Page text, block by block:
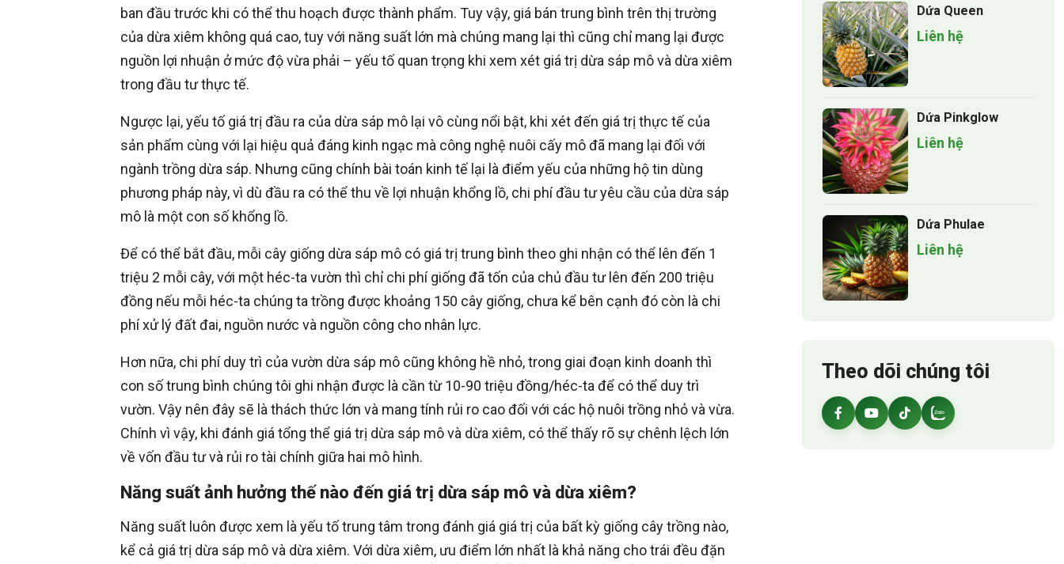
ban đầu trước khi có thể thu hoạch được thành phẩm. Tuy vậy, giá bán trung bình trên thị trường
của dừa xiêm không quá cao, tuy với năng suất lớn mà chúng mang lại thì cũng chỉ mang lại được
nguồn lợi nhuận ở mức độ vừa phải – yếu tố quan trọng khi xem xét giá trị dừa sáp mô và dừa xiêm
trong đầu tư thực tế.
Ngược lại, yếu tố giá trị đầu ra của dừa sáp mô lại vô cùng nổi bật, khi xét đến giá trị thực tế của
sản phẩm cùng với lại hiệu quả đáng kinh ngạc mà công nghệ nuôi cấy mô đã mang lại đối với
ngành trồng dừa sáp. Nhưng cũng chính bài toán kinh tế lại là điểm yếu của những hộ tin dùng
phương pháp này, vì dù đầu ra có thể thu về lợi nhuận khổng lồ, chi phí đầu tư yêu cầu của dừa sáp
mô là một con số khổng lồ.
Để có thể bắt đầu, mỗi cây giống dừa sáp mô có giá trị trung bình theo ghi nhận có thể lên đến 1
triệu 2 mỗi cây, với một héc-ta vườn thì chỉ chi phí giống đã tốn của chủ đầu tư lên đến 200 triệu
đồng nếu mỗi héc-ta chúng ta trồng được khoảng 150 cây giống, chưa kể bên cạnh đó còn là chi
phí xử lý đất đai, nguồn nước và nguồn công cho nhân lực.
Hơn nữa, chi phí duy trì của vườn dừa sáp mô cũng không hề nhỏ, trong giai đoạn kinh doanh thì
con số trung bình chúng tôi ghi nhận được là cần từ 10-90 triệu đồng/héc-ta để có thể duy trì
vườn. Vậy nên đây sẽ là thách thức lớn và mang tính rủi ro cao đối với các hộ nuôi trồng nhỏ và vừa.
Chính vì vậy, khi đánh giá tổng thể giá trị dừa sáp mô và dừa xiêm, có thể thấy rõ sự chênh lệch lớn
về vốn đầu tư và rủi ro tài chính giữa hai mô hình.
Năng suất ảnh hưởng thế nào đến giá trị dừa sáp mô và dừa xiêm?
Năng suất luôn được xem là yếu tố trung tâm trong đánh giá giá trị của bất kỳ giống cây trồng nào,
kể cả giá trị dừa sáp mô và dừa xiêm. Với dừa xiêm, ưu điểm lớn nhất là khả năng cho trái đều đặn
Dứa Queen
Liên hệ
Dứa Pinkglow
Liên hệ
Dứa Phulae
Liên hệ
Theo dõi chúng tôi